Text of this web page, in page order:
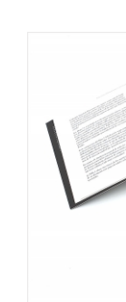
CARRITO